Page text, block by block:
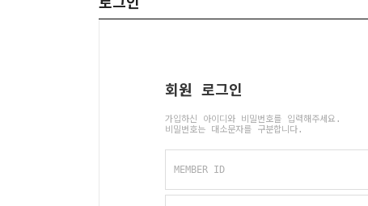
회원 로그인
가입하신 아이디와 비밀번호를 입력해주세요.
비밀번호는 대소문자를 구분합니다.
MEMBER ID